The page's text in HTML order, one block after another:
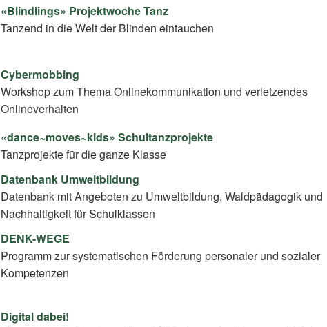
«Blindlings» Projektwoche Tanz
Tanzend in die Welt der Blinden eintauchen
Cybermobbing
Workshop zum Thema On­line­kom­mu­ni­ka­ti­on und verletzendes
Onlineverhalten
«dance~moves~kids» Schultanzprojekte
Tanzprojekte für die ganze Klasse
Datenbank Umweltbildung
Datenbank mit Angeboten zu Umweltbildung, Waldpädagogik und
Nachhaltigkeit für Schulklassen
DENK-WEGE
Programm zur systematischen Förderung personaler und sozialer
Kompetenzen
Digital dabei!